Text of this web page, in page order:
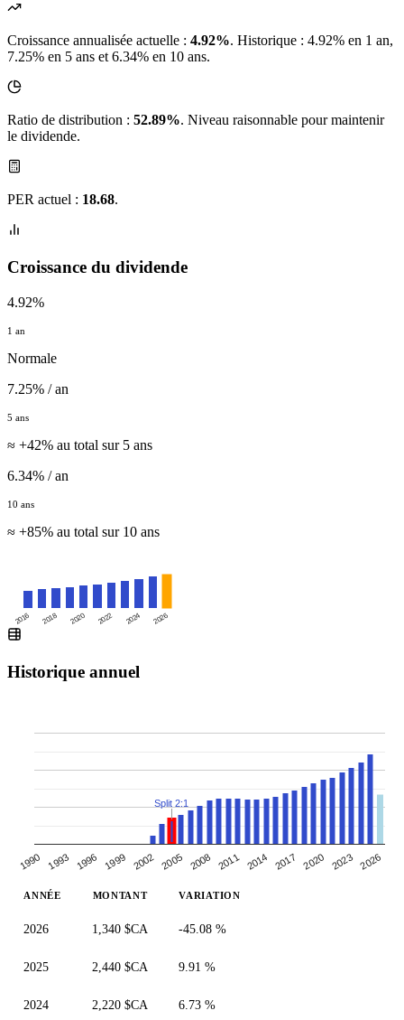
Croissance annualisée actuelle : 4.92%. Historique : 4.92% en 1 an,
7.25% en 5 ans et 6.34% en 10 ans.
Ratio de distribution : 52.89%. Niveau raisonnable pour maintenir
le dividende.
PER actuel : 18.68.
Croissance du dividende
4.92%
1 an
Normale
7.25% / an
5 ans
≈ +42% au total sur 5 ans
6.34% / an
10 ans
≈ +85% au total sur 10 ans
2016 2018 2020 2022 2024 2026
Historique annuel
1990 1993 1996 1999 2002 2005 2008 2011 2014 2017 2020 2023 2026
Split 2:1
ANNÉE MONTANT VARIATION
2026 1,340 $CA -45.08 %
2025 2,440 $CA 9.91 %
2024 2,220 $CA 6.73 %